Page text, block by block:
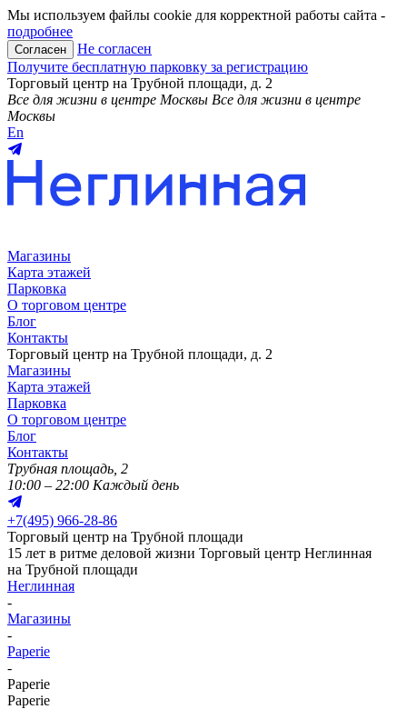
Мы используем файлы cookie для корректной работы сайта -
подробнее
Согласен
Не согласен
Получите бесплатную парковку за регистрацию
Торговый центр на Трубной площади, д. 2
Все для жизни в центре Москвы Все для жизни в центре
Москвы
En
Магазины
Карта этажей
Парковка
О торговом центре
Блог
Контакты
Торговый центр на Трубной площади, д. 2
Магазины
Карта этажей
Парковка
О торговом центре
Блог
Контакты
Трубная площадь, 2
10:00 – 22:00 Каждый день
+7(495) 966-28-86
Торговый центр на Трубной площади
15 лет в ритме деловой жизни Торговый центр Неглинная
на Трубной площади
Неглинная
-
Магазины
-
Paperie
-
Paperie
Paperie